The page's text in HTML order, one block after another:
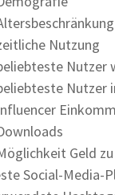
Nutzung
Nutzer
Nutzer
Geld
Social-Media-